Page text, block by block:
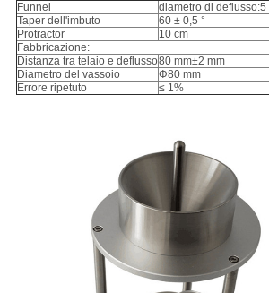
Funnel
diametro di deflusso:5
Taper dell'imbuto
60 ± 0,5 °
Protractor
10 cm
Fabbricazione:
Distanza tra telaio e deflusso80 mm±2 mm
Diametro del vassoio
Φ80 mm
Errore ripetuto
≤ 1%